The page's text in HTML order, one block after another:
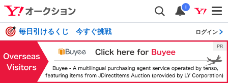
i
毎日引けるくじ 今すぐ挑戦 ログイン